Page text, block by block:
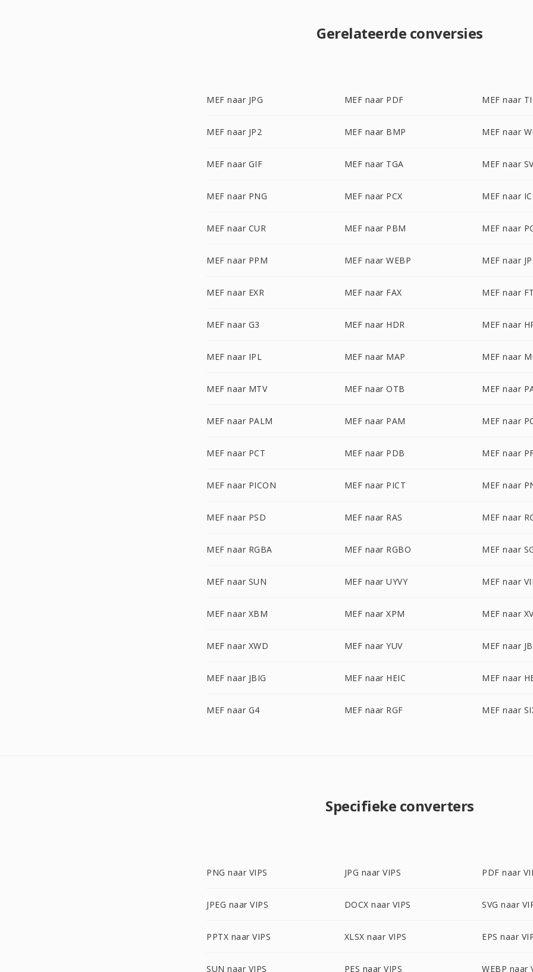
Gerelateerde conversies
MEF naar JPG MEF naar PDF MEF naar
MEF naar JP2 MEF naar BMP MEF naar
MEF naar GIF MEF naar TGA MEF naar
MEF naar PNG MEF naar PCX MEF naar
MEF naar CUR MEF naar PBM MEF naar
MEF naar PPM MEF naar WEBP MEF naar
MEF naar EXR MEF naar FAX MEF naar
MEF naar G3 MEF naar HDR MEF naar
MEF naar IPL MEF naar MAP MEF naar
MEF naar MTV MEF naar OTB MEF naar
MEF naar PALM MEF naar PAM MEF naar
MEF naar PCT MEF naar PDB MEF naar
MEF naar PICON MEF naar PICT MEF naar
MEF naar PSD MEF naar RAS MEF naar
MEF naar RGBA MEF naar RGBO MEF naar
MEF naar SUN MEF naar UYVY MEF naar
MEF naar XBM MEF naar XPM MEF naar
MEF naar XWD MEF naar YUV MEF naar
MEF naar JBIG MEF naar HEIC MEF naar
MEF naar G4 MEF naar RGF MEF naar
Specifieke converters
PNG naar VIPS JPG naar VIPS PDF naar
JPEG naar VIPS DOCX naar VIPS SVG naar
PPTX naar VIPS XLSX naar VIPS EPS naar
SUN naar VIPS PES naar VIPS WEBP naar